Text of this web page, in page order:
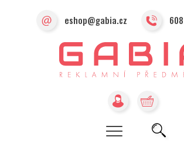
eshop@gabia.cz